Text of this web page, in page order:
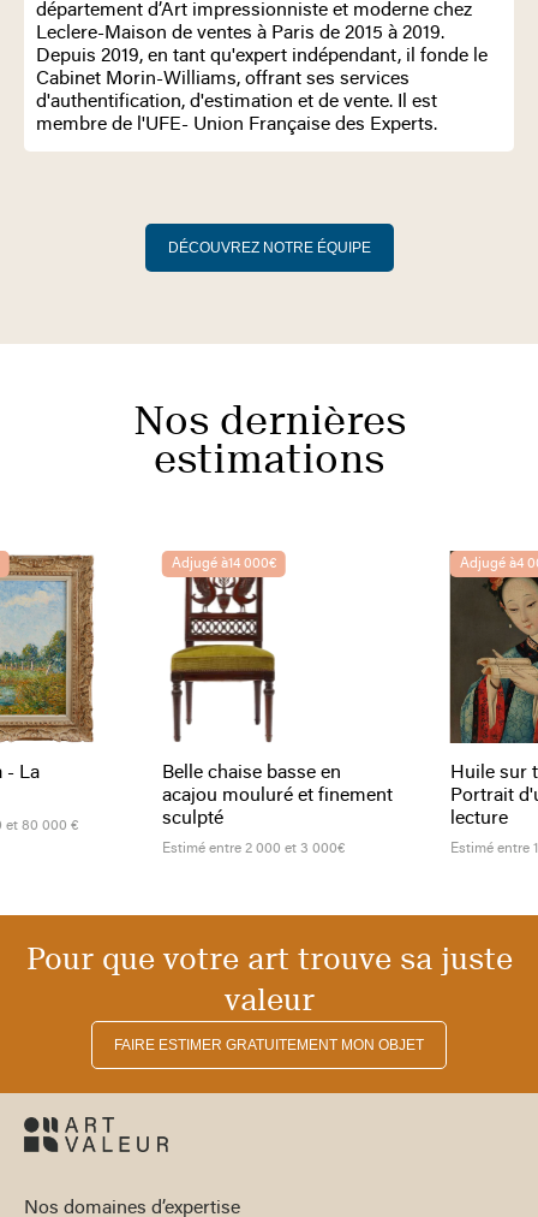
département d’Art impressionniste et moderne chez
Leclere-Maison de ventes à Paris de 2015 à 2019.
Depuis 2019, en tant qu'expert indépendant, il fonde le
Cabinet Morin-Williams, offrant ses services
d'authentification, d'estimation et de vente. Il est
membre de l'UFE- Union Française des Experts.
DÉCOUVREZ NOTRE ÉQUIPE
Nos dernières
estimations
€
Belle chaise basse en
acajou mouluré et finement
sculpté
Estimé entre 2 000 et 3 000€
Adjugé à14 000€
Huile sur toile
Portrait d'une
lecture
Estimé entre 1 000
Adjugé à4 000€
Pour que votre art trouve sa juste
valeur
FAIRE ESTIMER GRATUITEMENT MON OBJET
Nos domaines d’expertise